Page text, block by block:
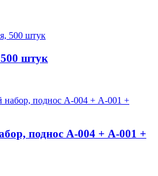
штук
поднос А-004 + А-001 +